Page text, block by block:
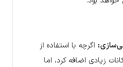
اگرچه با استفاده از
زیادی اضافه کرد، اما